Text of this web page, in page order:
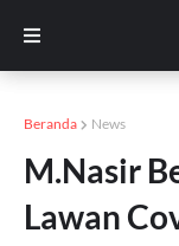
Beranda News
M.Nasir
Lawan